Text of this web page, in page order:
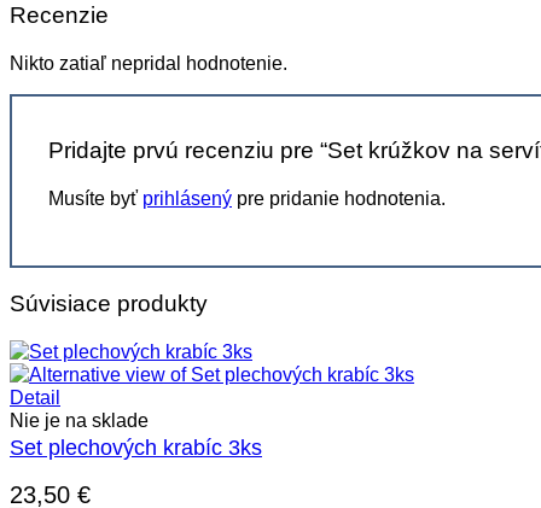
Recenzie
Nikto zatiaľ nepridal hodnotenie.
Pridajte prvú recenziu pre “Set krúžkov na
Musíte byť prihlásený pre pridanie hodnotenia.
Súvisiace produkty
Detail
Nie je na sklade
Set plechových krabíc 3ks
23,50 €